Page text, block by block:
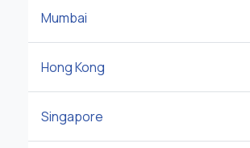
Mumbai
Hong Kong
Singapore